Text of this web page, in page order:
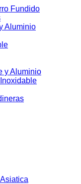
Fundido
Aluminio
y Aluminio